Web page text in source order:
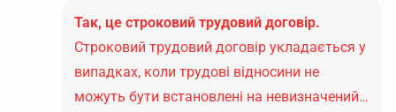
Так, це строковий трудовий договір.
Строковий трудовий договір укладається у
випадках, коли трудові відносини не
можуть бути встановлені на невизначений…